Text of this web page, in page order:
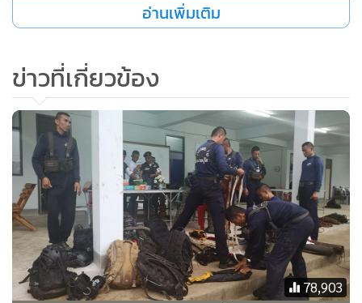
เมื่อเวลา 12.17 น. ชุดปฏิบัติการรบพิเศษค้นหาของกองทัพบก
วิศวกร จำนวน 2 จุด โดยรอผลตรวจสอบยืนยันจากทีมวิศวกร
ทั้งนี้ ทีมหน่วยปฏิบัติการพิเศษของสหรัฐอเมริกา ใช้ดาวเทียม
สำรวจภาคพื้นธรณีวิทยาทางทหาร ของกองทัพสหรัฐฯ สแกนที่
ถ้ำหลวงในระบบ Infrared 3D หาสัญญาณความร้อนจาก 13
ชีวิต
ผู้เชี่ยวชาญ บอกว่า การที่ทหารชุดนี้ยังอยู่ เป็นการบ่งชี้ว่า น้องๆ
ยังรอความหวังจากการช่วยเหลือ เพราะทหารชุดนี้ มีอุปกรณ์ที่
ทันสมัย และมีดาวเทียมในการตรวจสอบ จึงนับว่าเป็นความหวัง
แน่นอน
อ่านเพิ่มเติม
ข่าวที่เกี่ยวข้อง
78,903